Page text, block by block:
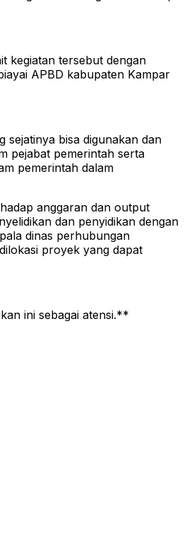
kegiatan tersebut dengan
APBD kabupaten Kampar
bisa digunakan dan
pejabat pemerintah serta
pemerintah dalam
anggaran dan output
dan penyidikan dengan
dinas perhubungan
proyek yang dapat
ini sebagai atensi.**